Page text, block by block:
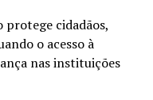
protege cidadãos,
o acesso à
nas instituições